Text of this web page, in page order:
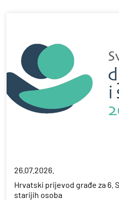
26.07.2026.
Hrvatski prijevod građe za 6.
starijih osoba